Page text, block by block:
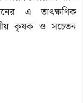
এ তাৎক্ষণিক
কৃষক ও সচেতন